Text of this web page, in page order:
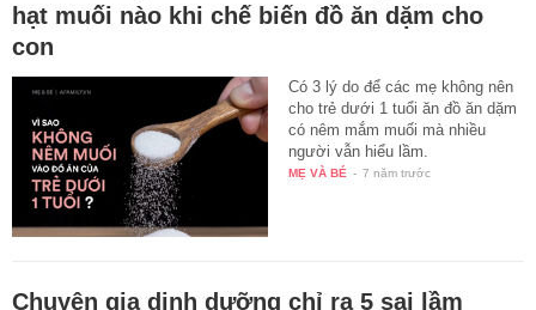
hạt muối nào khi chế biến đồ ăn dặm cho
con
Có 3 lý do để các mẹ không nên
cho trẻ dưới 1 tuổi ăn đồ ăn dặm
có nêm mắm muối mà nhiều
người vẫn hiểu lầm.
MẸ VÀ BÉ - 7 năm trước
Chuyên gia dinh dưỡng chỉ ra 5 sai lầm